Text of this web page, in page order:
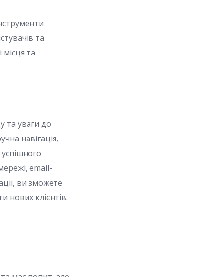
та
та
та уваги до
навігація,
email-
ви зможете
нових клієнтів.